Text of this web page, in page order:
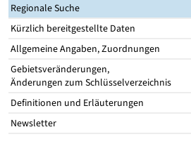
Regionale Suche
Kürzlich bereitgestellte Daten
Allgemeine Angaben, Zuordnungen
Gebietsveränderungen,
Änderungen zum Schlüsselverzeichnis
Definitionen und Erläuterungen
Newsletter